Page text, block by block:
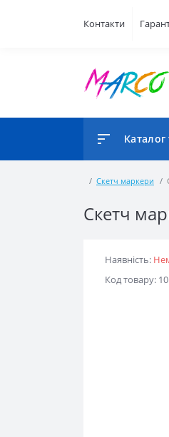
Контакти
Каталог
Скетч маркери
Скетч
Наявність:
Код товару: